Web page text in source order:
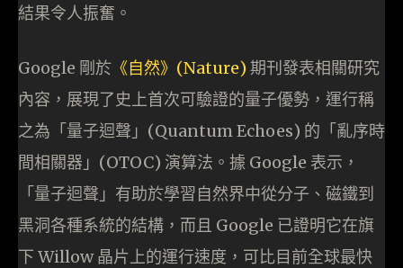
結果令人振奮。
Google 剛於 《自然》(Nature) 期刊發表相關研究
內容，展現了史上首次可驗證的量子優勢，運行稱
之為「量子迴聲」(Quantum Echoes) 的「亂序時
間相關器」(OTOC) 演算法。據 Google 表示，
「量子迴聲」有助於學習自然界中從分子、磁鐵到
黑洞各種系統的結構，而且 Google 已證明它在旗
下 Willow 晶片上的運行速度，可比目前全球最快